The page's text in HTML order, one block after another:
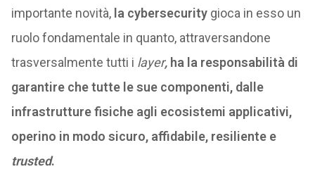
importante novità,la cybersecuritygioca in esso un
ruolo fondamentale in quanto, attraversandone
trasversalmente tutti i layer,ha la responsabilità di
garantire che tutte le sue componenti, dalle
infrastrutture fisiche agli ecosistemi applicativi,
operino in modo sicuro, affidabile, resiliente e
trusted.